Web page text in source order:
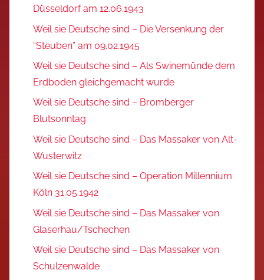
Düsseldorf am 12.06.1943
Weil sie Deutsche sind – Die Versenkung der
“Steuben” am 09.02.1945
Weil sie Deutsche sind – Als Swinemünde dem
Erdboden gleichgemacht wurde
Weil sie Deutsche sind – Bromberger
Blutsonntag
Weil sie Deutsche sind – Das Massaker von Alt-
Wusterwitz
Weil sie Deutsche sind – Operation Millennium
Köln 31.05.1942
Weil sie Deutsche sind – Das Massaker von
Glaserhau/Tschechen
Weil sie Deutsche sind – Das Massaker von
Schulzenwalde